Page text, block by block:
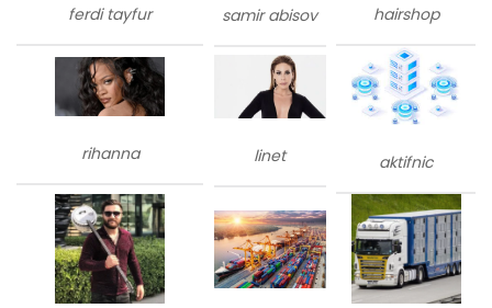
ferdi tayfur samir abisov hairshop
rihanna linet aktifnic